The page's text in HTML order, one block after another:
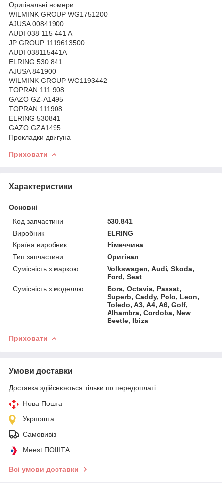
Оригінальні номери
WILMINK GROUP WG1751200
AJUSA 00841900
AUDI 038 115 441 A
JP GROUP 1119613500
AUDI 038115441A
ELRING 530.841
AJUSA 841900
WILMINK GROUP WG1193442
TOPRAN 111 908
GAZO GZ-A1495
TOPRAN 111908
ELRING 530841
GAZO GZA1495
Прокладки двигуна
Приховати
Характеристики
Основні
Код запчастини
530.841
Виробник
ELRING
Країна виробник
Німеччина
Тип запчастини
Оригінал
Сумісність з маркою
Volkswagen, Audi, Skoda,
Ford, Seat
Сумісність з моделлю
Bora, Octavia, Passat,
Superb, Caddy, Polo, Leon,
Toledo, A3, A4, A6, Golf,
Alhambra, Cordoba, New
Beetle, Ibiza
Приховати
Умови доставки
Доставка здійснюється тільки по передоплаті.
Нова Пошта
Укрпошта
Самовивіз
Meest ПОШТА
Всі умови доставки